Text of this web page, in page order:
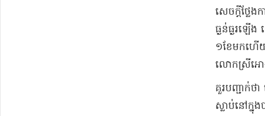
សេចក្តីថ្លែ
ធ្ងន់ធ្ងរ​ឡើ
១​ខែ​មកហើយ
លោកស្រី​អោ​
គួរ​បញ្ជាក់ថ
ស្លាប់​នៅក្នុ